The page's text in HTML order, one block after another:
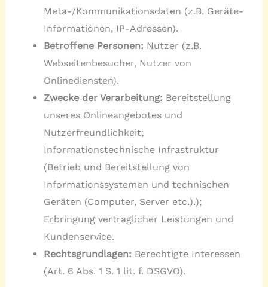
Meta-/Kommunikationsdaten (z.B. Geräte-
Informationen, IP-Adressen).
Betroffene Personen: Nutzer (z.B.
Webseitenbesucher, Nutzer von
Onlinediensten).
Zwecke der Verarbeitung: Bereitstellung
unseres Onlineangebotes und
Nutzerfreundlichkeit;
Informationstechnische Infrastruktur
(Betrieb und Bereitstellung von
Informationssystemen und technischen
Geräten (Computer, Server etc.).);
Erbringung vertraglicher Leistungen und
Kundenservice.
Rechtsgrundlagen: Berechtigte Interessen
(Art. 6 Abs. 1 S. 1 lit. f. DSGVO).